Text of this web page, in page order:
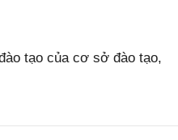
tạo của cơ sở đào tạo,